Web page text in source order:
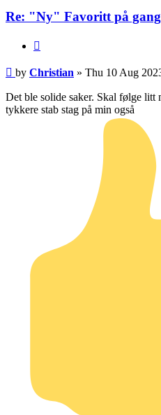
Re: "Ny" Favoritt på
Post
by Christian » Thu 10 Aug
Det ble solide saker. Skal følge litt
tykkere stab stag på min også